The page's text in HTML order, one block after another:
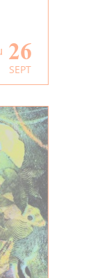
26
SEPT